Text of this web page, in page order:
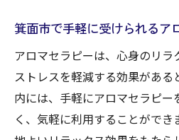
地域の支援を活用し
箕面市の伝統的な健
地元のヨガやフィッ
コミュニティで運営
プの紹介
箕面市で手軽に受けられるア
アロマセラピーは、心身のリラ
ストレスを軽減する効果がある
内には、手軽にアロマセラピー
く、気軽に利用することがで